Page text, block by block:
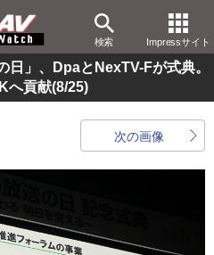
検索 Impressサイト
日」、DpaとNexTV-Fが式典。
へ貢献(8/25)
次の画像